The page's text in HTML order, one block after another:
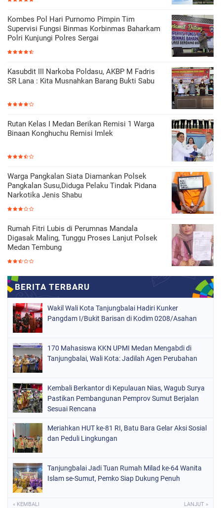
Kombes Pol Hari Purnomo Pimpin Tim
Supervisi Fungsi Binmas Korbinmas Baharkam
Polri Kunjungi Polres Sergai
Kasubdit III Narkoba Poldasu, AKBP M Fadris
SR Lana : Kita Musnahkan Barang Bukti Sabu
Rutan Kelas I Medan Berikan Remisi 1 Warga
Binaan Konghuchu Remisi Imlek
Warga Pangkalan Siata Diamankan Polsek
Pangkalan Susu,Diduga Pelaku Tindak Pidana
Narkotika Jenis Shabu
Rumah Fitri Lubis di Perumnas Mandala
Digasak Maling, Tunggu Proses Lanjut Polsek
Medan Tembung
Wakil Wali Kota Tanjungbalai Hadiri Kunker
Pangdam I/Bukit Barisan di Kodim 0208/Asahan
170 Mahasiswa KKN UPMI Medan Mengabdi di
Tanjungbalai, Wali Kota: Jadilah Agen Perubahan
Kembali Berkantor di Kepulauan Nias, Wagub Surya
Pastikan Pembangunan Pemprov Sumut Berjalan
Sesuai Rencana
Meriahkan HUT ke-81 RI, Batu Bara Gelar Aksi Sosial
dan Peduli Lingkungan
Tanjungbalai Jadi Tuan Rumah Milad ke-64 Wanita
Islam se-Sumut, Pemko Siap Dukung Penuh
« KEMBALI LANJUT »